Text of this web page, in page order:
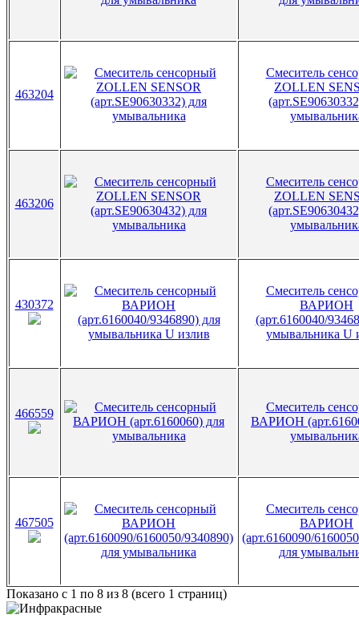
463204
Смеситель
ZOLLEN
463206
Смеситель
ZOLLEN
430372
Смеситель
ВАРИОН
(арт.6160040/
умывальника U
466559
Смеситель
ВАРИОН
467505
Смеситель
ВАРИОН
(арт.6160090/
для
Показано с 1 по 8 из 8 (всего 1 страниц)